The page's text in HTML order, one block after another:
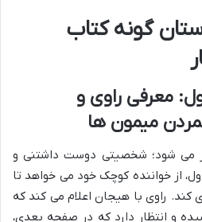
گونه کتاب
معرفی راوی و
میمون ها
می شود؛ شخصیتی دوست داشتنی و
از خواننده کوچک خود می خواهد تا
کند. راوی با هیجان اعلام می کند که
و انتظار دارد که در صفحه بعدی،